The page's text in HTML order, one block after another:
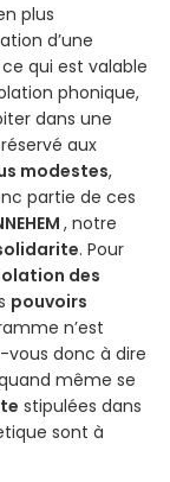
plus
d’une
qui est valable
phonique,
dans une
aux
modestes,
partie de ces
, notre
. Pour
des
pouvoirs
n’est
vous donc à dire
même se
stipulées dans
sont à